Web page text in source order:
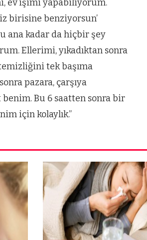
ev işimi yapabiliyorum.
birisine benziyorsun’
ana kadar da hiçbir şey
Ellerimi, yıkadıktan sonra
tek başıma
pazara, çarşıya
Bu 6 saatten sonra bir
için kolaylık.”